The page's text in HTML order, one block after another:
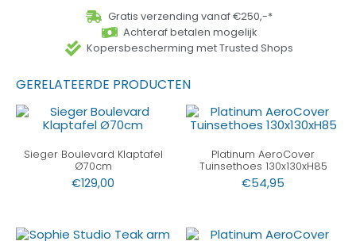
Gratis verzending vanaf €250,-*
Achteraf betalen mogelijk
Kopersbescherming met Trusted Shops
GERELATEERDE PRODUCTEN
Sieger Boulevard Klaptafel
Ø70cm
€129,00
Platinum AeroCover
Tuinsethoes 130x130xH85
€54,95